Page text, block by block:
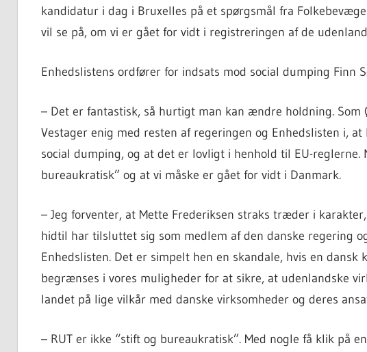
kandidatur i dag i Bruxelles på et spørgsmål fra
vil se på, om vi er gået for vidt i registreringen af de
Enhedslistens ordfører for indsats mod social dumping Finn
– Det er fantastisk, så hurtigt man kan ændre holdning.
Vestager enig med resten af regeringen og Enhedslisten i,
social dumping, og at det er lovligt i henhold til EU-reglerne.
bureaukratisk” og at vi måske er gået for vidt i Danmark.
– Jeg forventer, at Mette Frederiksen straks træder i
hidtil har tilsluttet sig som medlem af den danske regering
Enhedslisten. Det er simpelt hen en skandale, hvis en
begrænses i vores muligheder for at sikre, at udenlandske
landet på lige vilkår med danske virksomheder og deres
– RUT er ikke “stift og bureaukratisk”. Med nogle få klik på